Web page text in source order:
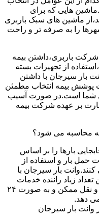
هایی که برای
ماشین های سبک باربری
را به صرفه تر و راحت
شرکت باربری،داشتن بیمه
از تجهیزات بسته
بار سیرجان با داشتن
پوشش بیمه انتخاب مطمئن
شما است.در صورت آسیب
بر عهده شرکت بیمه
محاسبه می شود؟
بارها را بر اساس
حمل بار و استفاده از
بار سیرجان با
زیاد راننده خدمات
خود را با مناسب ترین تعرفه نرخ حمل و نقل ممکن و به صورت ۲۴
دهد.
بار سیرجان